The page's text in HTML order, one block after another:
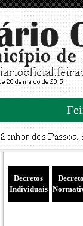
Decretos
Individuais